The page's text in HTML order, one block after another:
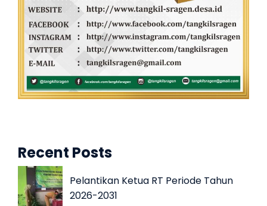
Recent Posts
Pelantikan Ketua RT Periode Tahun
2026-2031